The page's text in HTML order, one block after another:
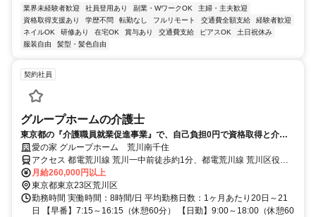
業界未経験者歓迎 社員登用あり 副業・WワークOK
主婦・主夫歓迎
資格取得支援あり
学歴不問 転勤なし フルリモート 交通費全額支給
経験者歓迎
ネイルOK
研修あり 在宅OK 賞与あり 交通費支給 ピアスOK
土日祝休み
服装自由
髪型・髪色自由
契約社員
グループホームの介護士
東京都の『介護職員就業促進事業』で、自己負担0円で資格取得と介護
の仕事をスタートしよう
愛の家 グループホーム 荒川南千住
アクセス 都電荒川線 荒川一中前徒歩約1分、都電荒川線 荒川区役所
前徒歩約4分、都電荒川線 三ノ輪橋徒歩約4分 都電荒川線「荒川一中
前駅」より徒歩2分
月給260,000円以上
東京都東京23区荒川区
勤務時間 実働時間：8時間/日 平均勤務日数：1ヶ月あたり20日～21
日 【早番】7:15～16:15（休憩60分） 【日勤】9:00～18:00（休憩60